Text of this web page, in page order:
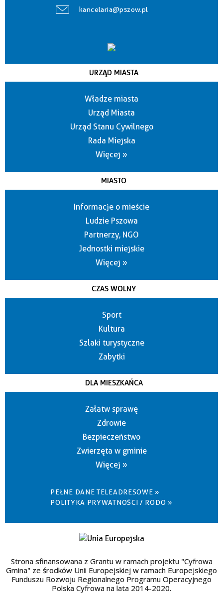
kancelaria@pszow.pl
URZĄD MIASTA
Władze miasta
Urząd Miasta
Urząd Stanu Cywilnego
Rada Miejska
Więcej »
MIASTO
Informacje o mieście
Ludzie Pszowa
Partnerzy, NGO
Jednostki miejskie
Więcej »
CZAS WOLNY
Sport
Kultura
Szlaki turystyczne
Zabytki
DLA MIESZKAŃCA
Załatw sprawę
Zdrowie
Bezpieczeństwo
Zwierzęta w gminie
Więcej »
PEŁNE DANE TELEADRESOWE »
POLITYKA PRYWATNOŚCI / RODO »
Strona sfinansowana z Grantu w ramach projektu "Cyfrowa
Gmina" ze środków Unii Europejskiej w ramach Europejskiego
Funduszu Rozwoju Regionalnego Programu Operacyjnego
Polska Cyfrowa na lata 2014-2020.